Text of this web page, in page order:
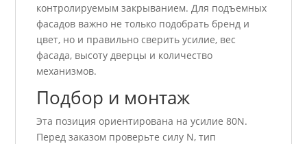
контролируемым закрыванием. Для подъемных
фасадов важно не только подобрать бренд и
цвет, но и правильно сверить усилие, вес
фасада, высоту дверцы и количество
механизмов.
Подбор и монтаж
Эта позиция ориентирована на усилие 80N.
Перед заказом проверьте силу N, тип